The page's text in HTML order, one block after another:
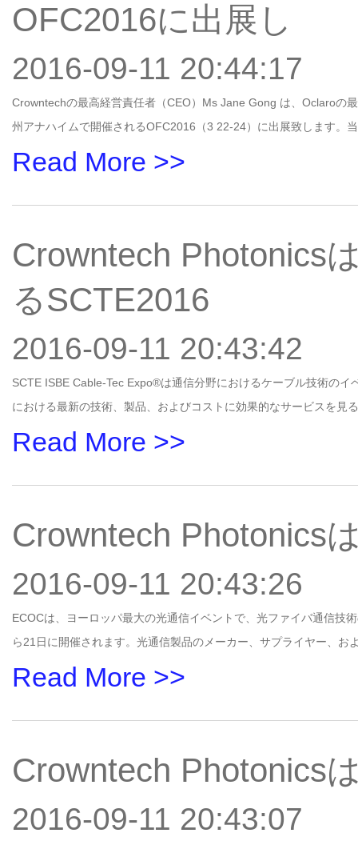
OFC2016に出展し
2016-09-11 20:44:17
Crowntechの最高経営責任者（CEO）Ms Jane Gong は、Oclaroの
州アナハイムで開催されるOFC2016（3 22-24）に出展致します。
Read More >>
Crowntech Photonics
るSCTE2016
2016-09-11 20:43:42
SCTE ISBE Cable-Tec Expo®は通信分野におけるケーブル技術の
における最新の技術、製品、およびコストに効果的なサービスを
Read More >>
Crowntech Photonics
2016-09-11 20:43:26
ECOCは、ヨーロッパ最大の光通信イベントで、光ファイバ通信技
ら21日に開催されます。光通信製品のメーカー、サプライヤー、
Read More >>
Crowntech Photonics
2016-09-11 20:43:07